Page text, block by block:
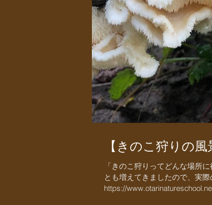
【きのこ狩りの
「きのこ狩りってどんな場所
とも増えてきましたので、実
https://